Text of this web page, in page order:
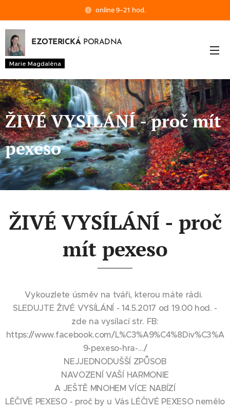
online 9–21 hod.
EZOTERICKÁPORADNA
Marie Magdaléna
ŽIVÉ VYSÍLÁNÍ - proč mít
pexeso
ŽIVÉ VYSÍLÁNÍ - proč
mít pexeso
Vykouzlete úsměv na tváři, kterou máte rádi.
SLEDUJTE ŽIVÉ VYSÍLÁNÍ - 14.5.2017 od 19.00 hod. -
zde na vysílací str. FB:
https://www.facebook.com/L%C3%A9%C4%8Div%C3%A
9-pexeso-hra-.../
NEJJEDNODUŠŠÍ ZPŮSOB
NAVOZENÍ VAŠÍ HARMONIE
A JEŠTĚ MNOHEM VÍCE NABÍZÍ
LÉČIVÉ PEXESO - proč by u Vás LÉČIVÉ PEXESO nemělo